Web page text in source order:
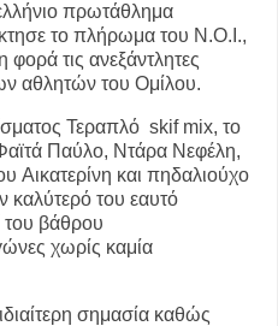
πρωτάθλημα
το πλήρωμα του Ν.Ο.Ι.,
φορά τις ανεξάντλητες
αθλητών του Ομίλου.
Τεραπλό skif mix, το
Παύλο, Ντάρα Νεφέλη,
Αικατερίνη και πηδαλιούχο
καλύτερό του εαυτό
του βάθρου
χωρίς καμία
σημασία καθώς